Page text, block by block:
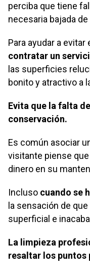
perciba que tiene
necesaria bajada
Para ayudar a
contratar un
las superficies
bonito y atractivo a
Evita que la falta
conservación.
Es común asociar
visitante piense
dinero en su
Incluso cuando se
la sensación de
superficial e
La limpieza
resaltar los puntos